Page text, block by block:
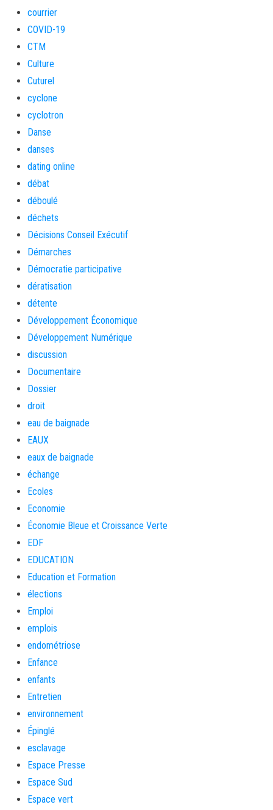
courrier
COVID-19
CTM
Culture
Cuturel
cyclone
cyclotron
Danse
danses
dating online
débat
déboulé
déchets
Décisions Conseil Exécutif
Démarches
Démocratie participative
dératisation
détente
Développement Économique
Développement Numérique
discussion
Documentaire
Dossier
droit
eau de baignade
EAUX
eaux de baignade
échange
Ecoles
Economie
Économie Bleue et Croissance Verte
EDF
EDUCATION
Education et Formation
élections
Emploi
emplois
endométriose
Enfance
enfants
Entretien
environnement
Épinglé
esclavage
Espace Presse
Espace Sud
Espace vert